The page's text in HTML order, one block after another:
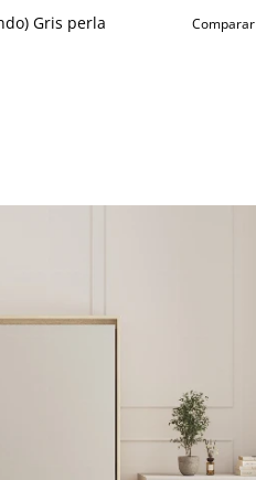
Gris perla Comparar